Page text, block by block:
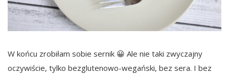
W końcu zrobiłam sobie sernik 😀 Ale nie taki zwyczajny
oczywiście, tylko bezglutenowo-wegański, bez sera. I bez